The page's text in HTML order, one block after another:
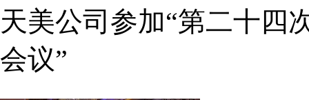
天美公司参加“第二十四
会议”